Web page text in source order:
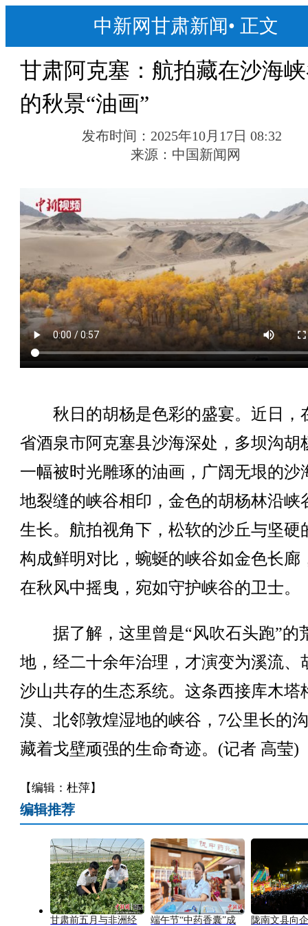
中新网甘肃新闻• 正文
甘肃阿克塞：航拍藏在沙海
的秋景“油画”
发布时间： 2025年10月17日 08:32
来源： 中国新闻网
秋日的胡杨是色彩的盛宴。近日，
省酒泉市阿克塞县沙海深处，多坝沟胡
一幅被时光雕琢的油画，广阔无垠的沙
地裂缝的峡谷相印，金色的胡杨林沿峡
生长。航拍视角下，松软的沙丘与坚硬
构成鲜明对比，蜿蜒的峡谷如金色长廊
在秋风中摇曳，宛如守护峡谷的卫士。
据了解，这里曾是“风吹石头跑”的
地，经二十余年治理，才演变为溪流、
沙山共存的生态系统。这条西接库木塔
漠、北邻敦煌湿地的峡谷，7公里长的
藏着戈壁顽强的生命奇迹。(记者 高莹)
【编辑：杜萍】
编辑推荐
甘肃前五月与非洲经 端午节“中药香囊”成 陇南文县向